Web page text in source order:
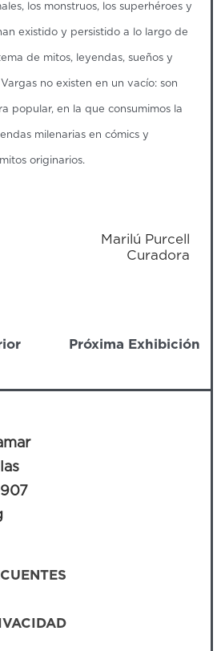
los monstruos, los superhéroes y
existido y persistido a lo largo de
de mitos, leyendas, sueños y
no existen en un vacío: son
popular, en la que consumimos la
milenarias en cómics y
originarios.
Marilú Purcell
Curadora
Próxima Exhibición